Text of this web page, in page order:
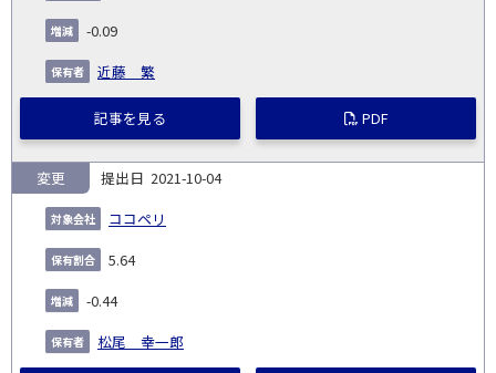
-0.09
近藤 繁
記事を見る PDF
2021-10-04
ココペリ
変更
5.64
-0.44
松尾 幸一郎